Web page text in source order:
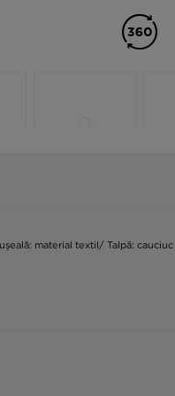
material textil/ Talpă: cauciuc